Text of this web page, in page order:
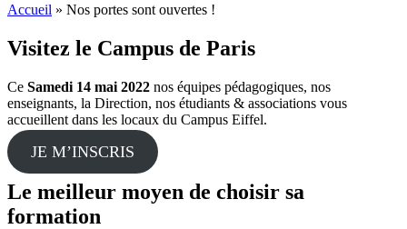
Accueil » Nos portes sont ouvertes !
Visitez le Campus de Paris
Ce Samedi 14 mai 2022 nos équipes pédagogiques, nos
enseignants, la Direction, nos étudiants & associations vous
accueillent dans les locaux du Campus Eiffel.
JE M’INSCRIS
Le meilleur moyen de choisir sa
formation